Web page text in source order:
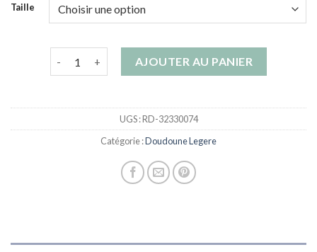
Taille
AJOUTER AU PANIER
UGS :RD-32330074
Catégorie :Doudoune Legere